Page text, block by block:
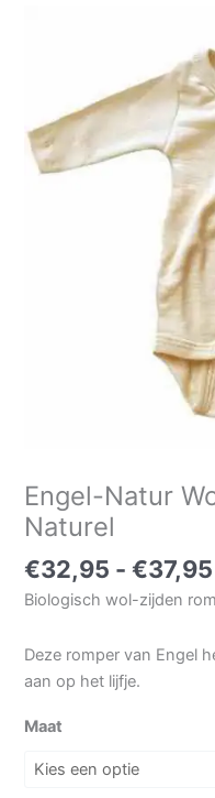
Engel-Natur
Naturel
€32,95 - €37,95
Biologisch wol-zijden
Deze romper van Engel
aan op het lijfje.
Maat
Romper
Naturel
aantal